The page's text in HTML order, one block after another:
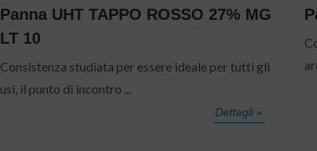
Panna UHT TAPPO ROSSO 27% MG
LT 10
Consistenza studiata per essere ideale per tutti gli
usi, il punto di incontro ...
Dettagli »